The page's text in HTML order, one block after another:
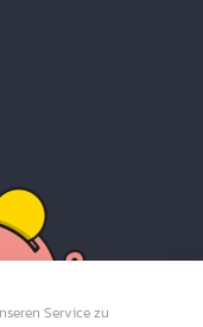
Service zu